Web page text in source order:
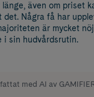
även om priset
det. Några få har
är mycket
i sin hudvårdsrutin.
med AI av